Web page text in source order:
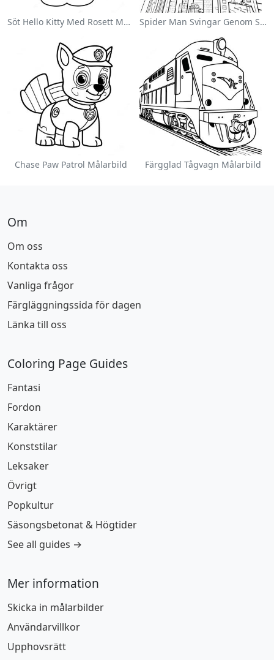
Söt Hello Kitty Med Rosett Målarbild Spider Man Svingar Genom Staden Målarbild
Chase Paw Patrol Målarbild Färgglad Tågvagn Målarbild
Om
Om oss
Kontakta oss
Vanliga frågor
Färgläggningssida för dagen
Länka till oss
Coloring Page Guides
Fantasi
Fordon
Karaktärer
Konststilar
Leksaker
Övrigt
Popkultur
Säsongsbetonat & Högtider
See all guides →
Mer information
Skicka in målarbilder
Användarvillkor
Upphovsrätt